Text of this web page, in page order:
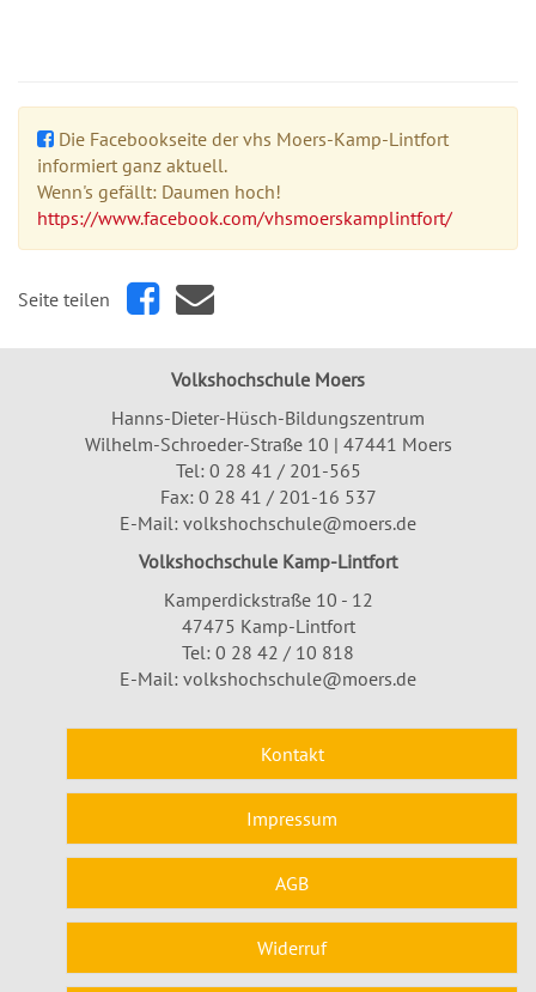
Die Facebookseite der vhs Moers-Kamp-Lintfort
informiert ganz aktuell.
Wenn's gefällt: Daumen hoch!
https://www.facebook.com/vhsmoerskamplintfort/
Seite teilen
Volkshochschule Moers
Hanns-Dieter-Hüsch-Bildungszentrum
Wilhelm-Schroeder-Straße 10 | 47441 Moers
Tel: 0 28 41 / 201-565
Fax: 0 28 41 / 201-16 537
E-Mail: volkshochschule@moers.de
Volkshochschule Kamp-Lintfort
Kamperdickstraße 10 - 12
47475 Kamp-Lintfort
Tel: 0 28 42 / 10 818
E-Mail: volkshochschule@moers.de
Kontakt
Impressum
AGB
Widerruf